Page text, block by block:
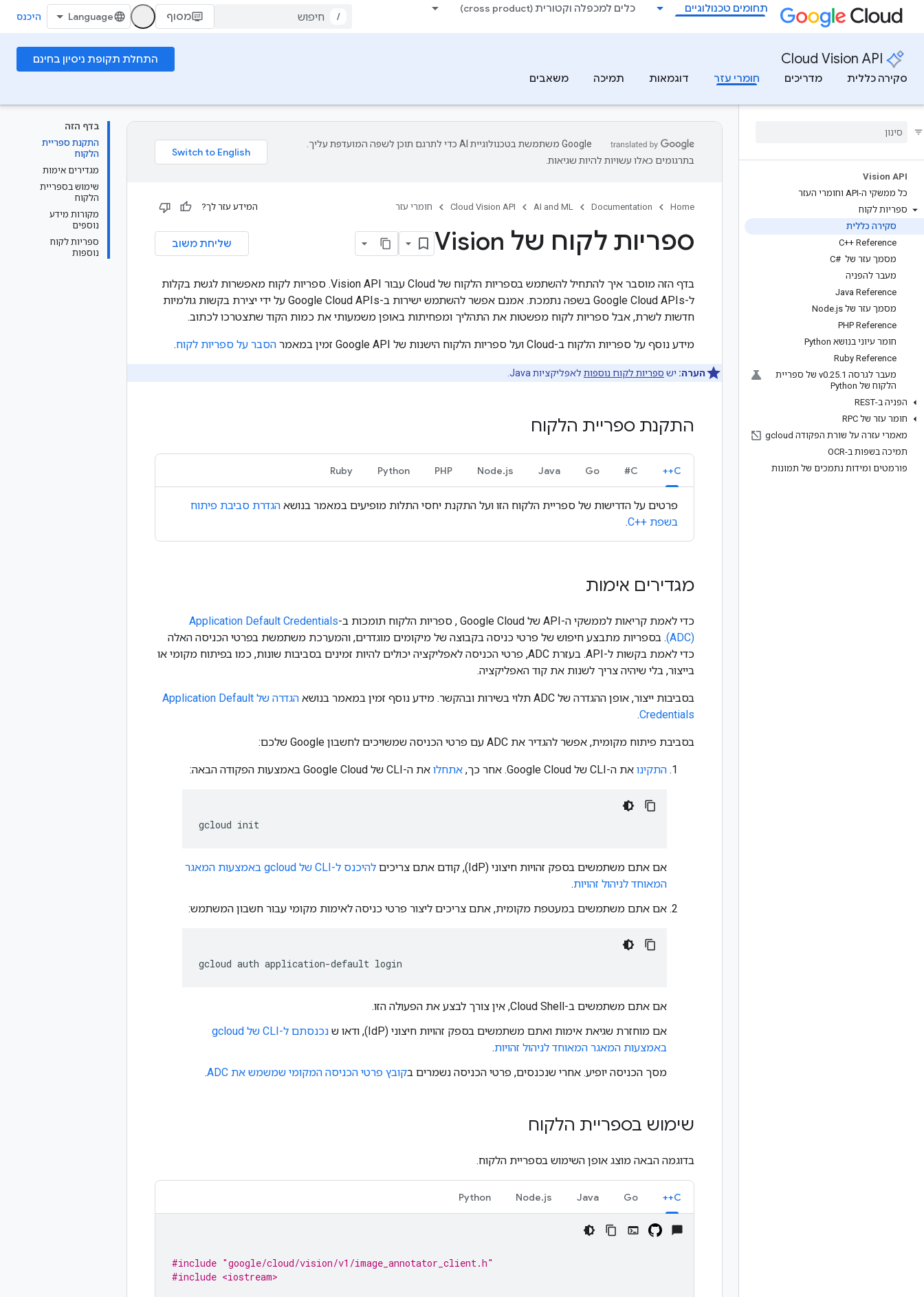
תחומים טכנולוגיים כלים למכפלה וקטורית (cross product)
/ מסוף היכנס
Cloud Vision API
התחלת תקופת ניסיון בחינם
סקירה כללית
מדריכים חומרי עזר דוגמאות תמיכה משאבים
Vision API
כל ממשקי ה-API וחומרי העזר
ספריות לקוח
סקירה כללית
C++ Reference
מסמך עזר של C# ‎
מעבר להפניה
Java Reference
מסמך עזר של Node
.js
PHP Reference
חומר עיוני בנושא Python
Ruby Reference
מעבר לגרסה v0
.25.
1 של ספריית
הלקוח של Python
הפניה ב-REST
חומר עזר של RPC
מאמרי עזרה על שורת הפקודה gcloud
תמיכה בשפות ב-OCR
פורמטים ומידות נתמכים של תמונות
בדף הזה
התקנת ספריית
הלקוח
מגדירים אימות
שימוש בספריית
הלקוח
מקורות מידע
נוספים
ספריות לקוח
נוספות
‫Google משתמשת בטכנולוגיית AI כדי לתרגם תוכן לשפה המועדפת עליך.
בתרגומים כאלו עשויות להיות שגיאות.
Home
Documentation
AI and ML
Cloud Vision API חומרי עזר המידע עזר לך?
שליחת משוב ספריות לקוח של Vision
בדף הזה מוסבר איך להתחיל להשתמש בספריות הלקוח של Cloud עבור Vision API. ספריות לקוח מאפשרות לגשת בקלות
ל-Google Cloud APIs בשפה נתמכת. אמנם אפשר להשתמש ישירות ב-Google Cloud APIs על ידי יצירת בקשות גולמיות
חדשות לשרת, אבל ספריות לקוח מפשטות את התהליך ומפחיתות באופן משמעותי את כמות הקוד שתצטרכו לכתוב.
מידע נוסף על ספריות הלקוח ב-Cloud ועל ספריות הלקוח הישנות של Google API זמין במאמר הסבר על ספריות לקוח.
הערה: יש ספריות לקוח נוספות לאפליקציות Java.
התקנת ספריית הלקוח
C++
C#
Go
Java
Node.js
PHP
Python
Ruby
פרטים על הדרישות של ספריית הלקוח הזו ועל התקנת יחסי התלות מופיעים במאמר בנושא הגדרת סביבת פיתוח
בשפת C++‎
.
מגדירים אימות
כדי לאמת קריאות לממשקי ה-API של Google Cloud , ספריות הלקוח תומכות ב-
(ADC)
. בספריות מתבצע חיפוש של פרטי כניסה בקבוצה של מיקומים מוגדרים, והמערכת משתמשת בפרטי הכניסה האלה
כדי לאמת בקשות ל-API. בעזרת ADC, פרטי הכניסה לאפליקציה יכולים להיות זמינים בסביבות שונות, כמו בפיתוח מקומי או
בייצור, בלי שיהיה צריך לשנות את קוד האפליקציה.
בסביבות ייצור, אופן ההגדרה של ADC תלוי בשירות ובהקשר. מידע נוסף זמין במאמר בנושא
הגדרה של Application Default
Credentials
.
בסביבת פיתוח מקומית, אפשר להגדיר את ADC עם פרטי הכניסה שמשויכים לחשבון Google שלכם:
התקינו את ה-CLI של Google Cloud. אחר כך, אתחלו את ה-CLI של Google Cloud באמצעות הפקודה הבאה:
gcloud init
אם אתם משתמשים בספק זהויות חיצוני (IdP), קודם אתם צריכים
להיכנס ל-CLI של gcloud באמצעות המאגר
המאוחד לניהול זהויות.
אם אתם משתמשים במעטפת מקומית, אתם צריכים ליצור פרטי כניסה לאימות מקומי עבור חשבון המשתמש:
gcloud auth application-default login
אם אתם משתמשים ב-Cloud Shell, אין צורך לבצע את הפעולה הזו.
אם מוחזרת שגיאת אימות ואתם משתמשים בספק זהויות חיצוני (IdP), ודאו ש
נכנסתם ל-CLI של gcloud
באמצעות המאגר המאוחד לניהול זהויות.
מסך הכניסה יופיע. אחרי שנכנסים, פרטי הכניסה נשמרים בקובץ פרטי הכניסה המקומי שמשמש את ADC .
שימוש בספריית הלקוח
בדוגמה הבאה מוצג אופן השימוש בספריית הלקוח.
C++
Go
Java
Node.js
Python
#include "google/cloud/vision/v1/image_annotator_client.h"
#include <iostream>